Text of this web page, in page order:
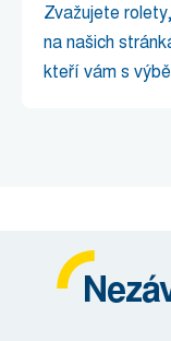
Zvažujete
na našich
kteří vám s